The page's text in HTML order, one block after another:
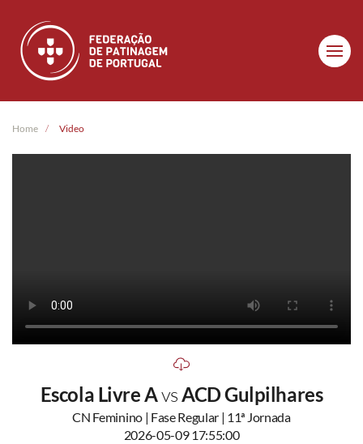
Skip to main content
Home Video
Escola Livre AvsACD Gulpilhares
CN Feminino | Fase Regular | 11ª Jornada
2026-05-09 17:55:00